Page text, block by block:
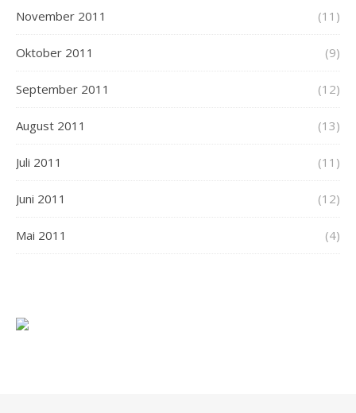
November 2011 (11)
Oktober 2011 (9)
September 2011 (12)
August 2011 (13)
Juli 2011 (11)
Juni 2011 (12)
Mai 2011 (4)